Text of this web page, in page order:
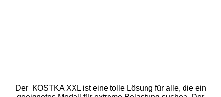
Der KOSTKA XXL ist eine tolle Lösung für alle, die ein